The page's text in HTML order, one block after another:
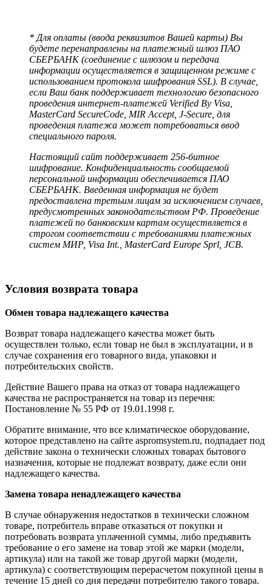
* Для оплаты (ввода реквизитов Вашей карты) Вы
будете перенаправлены на платежный шлюз ПАО
СБЕРБАНК (соединение с шлюзом и передача
информации осуществляется в защищенном режиме с
использованием протокола шифрования SSL). В случае,
если Ваш банк поддерживает технологию безопасного
проведения интернет-платежей Verified By Visa,
MasterCard SecureCode, MIR Accept, J-Secure, для
проведения платежа может потребоваться ввод
специального пароля.
Настоящий сайт поддерживает 256-битное
шифрование. Конфиденциальность сообщаемой
персональной информации обеспечивается ПАО
СБЕРБАНК. Введенная информация не будет
предоставлена третьим лицам за исключением случаев,
предусмотренных законодательством РФ. Проведение
платежей по банковским картам осуществляется в
строгом соответствии с требованиями платежных
систем МИР, Visa Int., MasterCard Europe Sprl, JCB.
Условия возврата товара
Обмен товара надлежащего качества
Возврат товара надлежащего качества может быть
осуществлен только, если товар не был в эксплуатации, и в
случае сохранения его товарного вида, упаковки и
потребительских свойств.
Действие Вашего права на отказ от товара надлежащего
качества не распространяется на товар из перечня:
Постановление № 55 РФ от 19.01.1998 г.
Обратите внимание, что все климатическое оборудование,
которое представлено на сайте aspromsystem.ru, подпадает под
действие закона о технически сложных товарах бытового
назначения, которые не подлежат возврату, даже если они
надлежащего качества.
Замена товара ненадлежащего качества
В случае обнаружения недостатков в технически сложном
товаре, потребитель вправе отказаться от покупки и
потребовать возврата уплаченной суммы, либо предъявить
требование о его замене на товар этой же марки (модели,
артикула) или на такой же товар другой марки (модели,
артикула) с соответствующим перерасчетом покупной цены в
течение 15 дней со дня передачи потребителю такого товара.